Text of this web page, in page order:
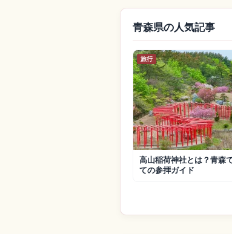
青森県の人気記事
旅行
高山稲荷神社とは？青森
ての参拝ガイド